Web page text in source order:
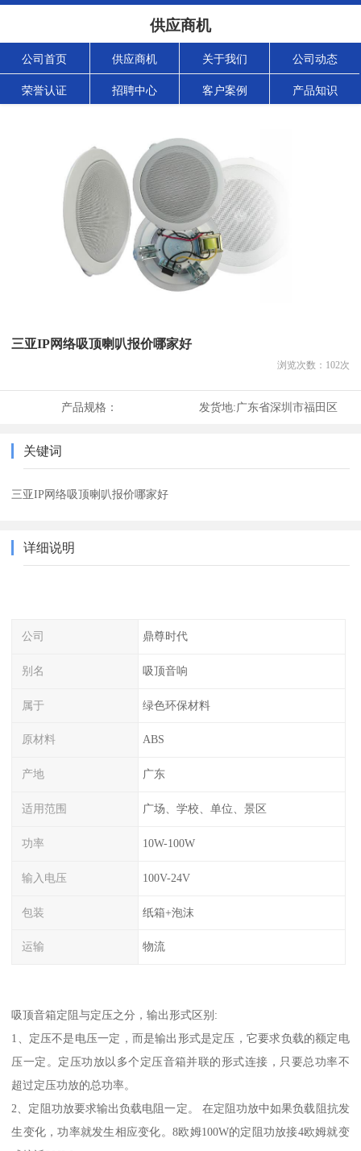
供应商机
公司首页 供应商机 关于我们 公司动态
荣誉认证 招聘中心 客户案例 产品知识
三亚IP网络吸顶喇叭报价哪家好
浏览次数： 102次
产品规格： 发货地:广东省深圳市福田区
关键词
三亚IP网络吸顶喇叭报价哪家好
详细说明
公司 鼎尊时代
别名 吸顶音响
属于 绿色环保材料
原材料 ABS
产地 广东
适用范围 广场、学校、单位、景区
功率 10W-100W
输入电压 100V-24V
包装 纸箱+泡沫
运输 物流
吸顶音箱定阻与定压之分，输出形式区别:
1、定压不是电压一定，而是输出形式是定压，它要求负载的额定电
压一定。定压功放以多个定压音箱并联的形式连接，只要总功率不
超过定压功放的总功率。
2、定阻功放要求输出负载电阻一定。 在定阻功放中如果负载阻抗发
生变化，功率就发生相应变化。8欧姆100W的定阻功放接4欧姆就变